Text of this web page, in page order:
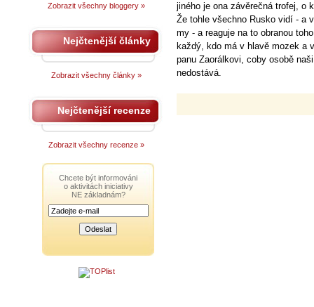
jiného je ona závěrečná trofej, o
Že tohle všechno Rusko vidí - a
my - a reaguje na to obranou
každý, kdo má v hlavě mozek a
panu Zaorálkovi, coby osobě
nedostává.
Zobrazit všechny bloggery »
Nejčtenější články
Zobrazit všechny články »
Nejčtenější recenze
Zobrazit všechny recenze »
Chcete být informováni
o aktivitách iniciativy
NE základnám?